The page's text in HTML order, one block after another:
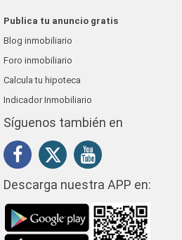
Publica tu anuncio gratis
Blog inmobiliario
Foro inmobiliario
Calcula tu hipoteca
Indicador Inmobiliario
Síguenos también en
Descarga nuestra APP en: